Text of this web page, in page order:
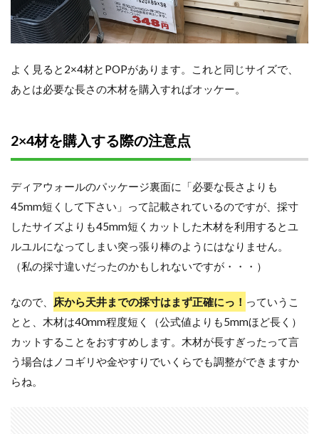
よく見ると2×4材とPOPがあります。これと同じサイズで、
あとは必要な長さの木材を購入すればオッケー。
2×4材を購入する際の注意点
ディアウォールのパッケージ裏面に「必要な長さよりも
45mm短くして下さい」って記載されているのですが、採寸
したサイズよりも45mm短くカットした木材を利用するとユ
ルユルになってしまい突っ張り棒のようにはなりません。
（私の採寸違いだったのかもしれないですが・・・）
なので、 床から天井までの採寸はまず正確にっ！ っていうこ
とと、木材は40mm程度短く（公式値よりも5mmほど長く）
カットすることをおすすめします。木材が長すぎったって言
う場合はノコギリや金やすりでいくらでも調整ができますか
らね。